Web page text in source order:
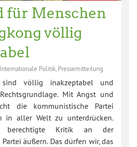
für Menschen
völlig
Internationale Politik Pressemitteilung
sind völlig inakzeptabel und
Mit Angst und
die kommunistische Partei
in aller Welt zu unterdrücken.
berechtigte Kritik an der
äußern. Das dürfen wir, das